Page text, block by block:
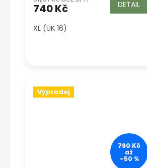
740 Kč DETAIL
XL (UK 16)
Výprodej
790 Kč
až
–50 %